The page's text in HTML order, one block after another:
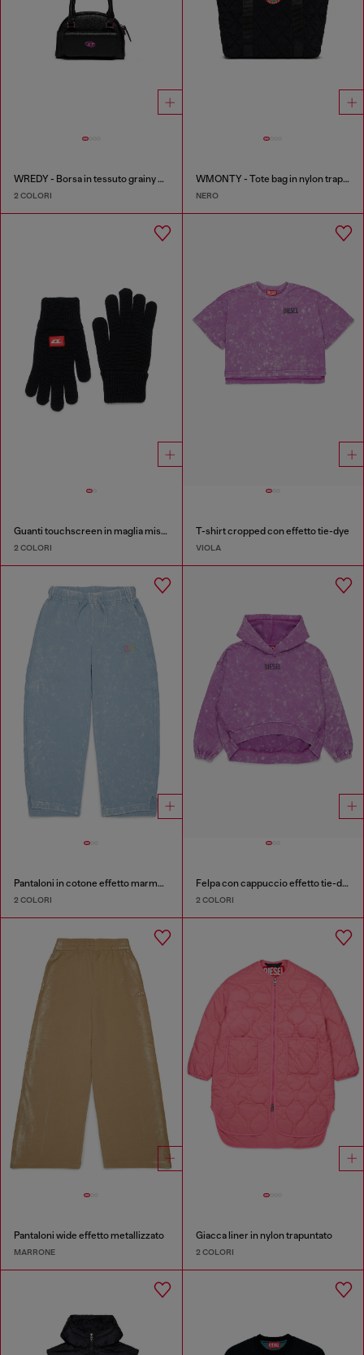
WREDY - Borsa in tessuto grainy coated
2 COLORI
WMONTY - Tote bag in nylon trapuntato
NERO
Guanti touchscreen in maglia misto lana
2 COLORI
T-shirt cropped con effetto tie-dye
VIOLA
Pantaloni in cotone effetto marmorizzato
2 COLORI
Felpa con cappuccio effetto tie-dye con logo arcobaleno
2 COLORI
Pantaloni wide effetto metallizzato
MARRONE
Giacca liner in nylon trapuntato
2 COLORI